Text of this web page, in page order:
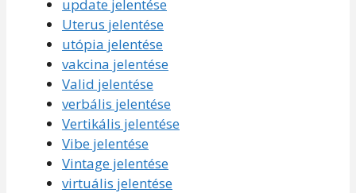
update jelentése
Uterus jelentése
utópia jelentése
vakcina jelentése
Valid jelentése
verbális jelentése
Vertikális jelentése
Vibe jelentése
Vintage jelentése
virtuális jelentése